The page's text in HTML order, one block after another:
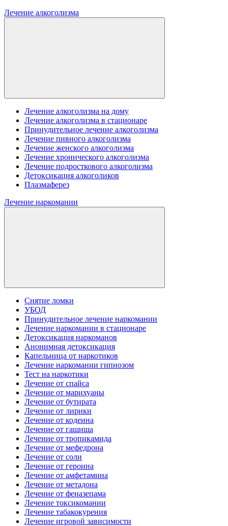
Лечение алкоголизма
Лечение алкоголизма на дому
Лечение алкоголизма в стационаре
Принудительное лечение алкоголизма
Лечение пивного алкоголизма
Лечение женского алкоголизма
Лечение хронического алкоголизма
Лечение подросткового алкоголизма
Детоксикация алкоголиков
Плазмаферез
Лечение наркомании
Снятие ломки
УБОД
Принудительное лечение наркомании
Лечение наркомании в стационаре
Детоксикация наркоманов
Анонимная детоксикация
Капельница от наркотиков
Лечение наркомании гипнозом
Тест на наркотики
Лечение от спайса
Лечение от марихуаны
Лечение от бутирата
Лечение от лирики
Лечение от кодеина
Лечение от гашиша
Лечение от тропикамида
Лечение от мефедрона
Лечение от соли
Лечение от героина
Лечение от амфетамина
Лечение от метадона
Лечение от феназепама
Лечение токсикомании
Лечение табакокурения
Лечение игровой зависимости